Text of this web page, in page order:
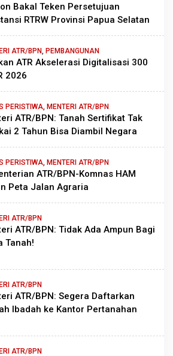
Bakal Teken Persetujuan
RTRW Provinsi Papua Selatan
ATR/BPN PEMBANGUNAN
ATR Akselerasi Digitalisasi 300
2026
PERISTIWA MENTERI ATR/BPN
ATR/BPN: Tanah Sertifikat Tak
2 Tahun Bisa Diambil Negara
PERISTIWA MENTERI ATR/BPN
ATR/BPN-Komnas HAM
Peta Jalan Agraria
ATR/BPN
ATR/BPN: Tidak Ada Ampun Bagi
Tanah!
ATR/BPN
ATR/BPN: Segera Daftarkan
Ibadah ke Kantor Pertanahan
ATR/BPN